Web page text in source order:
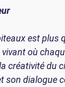
est plus
vivant où
créativité du
son dialogue